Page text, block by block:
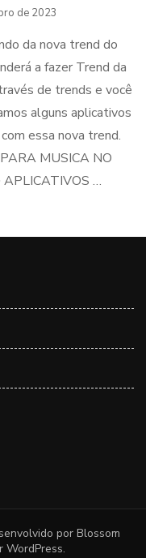
de 2023
da nova trend do
a fazer Trend da
de trends e você
alguns aplicativos
essa nova trend.
MUSICA NO
…
por Blossom
WordPress.